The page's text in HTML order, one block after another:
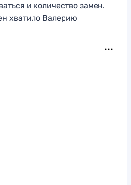
и количество замен.
хватило Валерию